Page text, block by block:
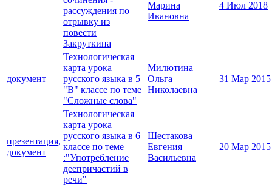
рассуждения по
отрывку из
повести
Закруткина
Марина
Ивановна
4 Июл 2018
документ
Технологическая
карта урока
русского языка в 5
"В" классе по теме
"Сложные слова"
Милютина
Ольга
Николаевна
31 Мар 2015
презентация,
документ
Технологическая
карта урока
русского языка в 6
классе по теме
:"Употребление
деепричастий в
речи"
Шестакова
Евгения
Васильевна
20 Мар 2015